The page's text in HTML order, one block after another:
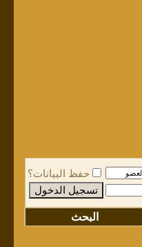
حفظ البيانات؟
البحث